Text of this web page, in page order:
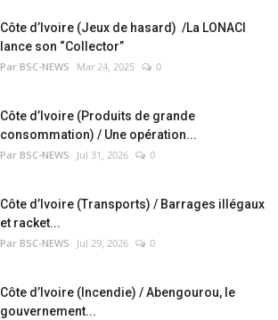
Côte d’Ivoire (Jeux de hasard) /La LONACI
lance son “Collector”
Par BSC-NEWS Mar 24, 2025 0
Côte d’Ivoire (Produits de grande
consommation) / Une opération...
Par BSC-NEWS Jul 31, 2026 0
Côte d’Ivoire (Transports) / Barrages illégaux
et racket...
Par BSC-NEWS Jul 29, 2026 0
Côte d’Ivoire (Incendie) / Abengourou, le
gouvernement...